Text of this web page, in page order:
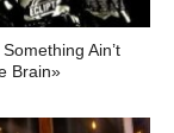
Ain’t
Brain»